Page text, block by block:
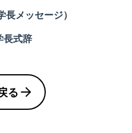
メッセージ）
長式辞
る